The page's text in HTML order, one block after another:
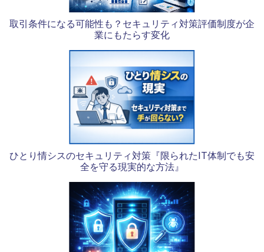
取引条件になる可能性も？セキュリティ対策評価制度が企
業にもたらす変化
ひとり情シスのセキュリティ対策『限られたIT体制でも安
全を守る現実的な方法』